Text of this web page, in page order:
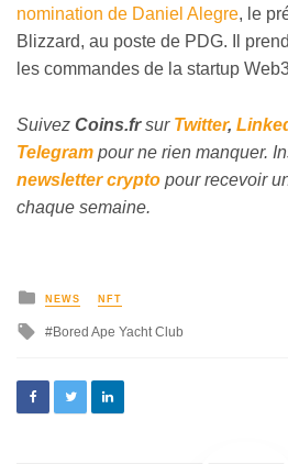
nomination de Daniel Alegre, le
Blizzard, au poste de PDG. Il
les commandes de la startup
Suivez Coins.frsur Twitter,
Telegram pour ne rien manquer.
newsletter crypto pour recevoir
chaque semaine.
NEWS NFT
Bored Ape Yacht Club